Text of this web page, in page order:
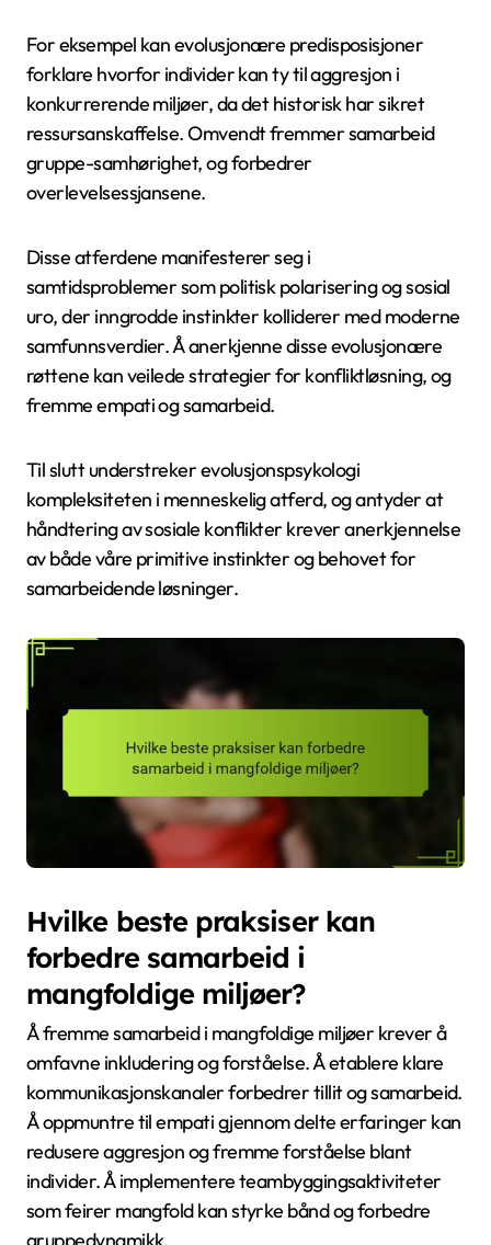
For eksempel kan evolusjonære predisposisjoner
forklare hvorfor individer kan ty til aggresjon i
konkurrerende miljøer, da det historisk har sikret
ressursanskaffelse. Omvendt fremmer samarbeid
gruppe-samhørighet, og forbedrer
overlevelsessjansene.
Disse atferdene manifesterer seg i
samtidsproblemer som politisk polarisering og sosial
uro, der inngrodde instinkter kolliderer med moderne
samfunnsverdier. Å anerkjenne disse evolusjonære
røttene kan veilede strategier for konfliktløsning, og
fremme empati og samarbeid.
Til slutt understreker evolusjonspsykologi
kompleksiteten i menneskelig atferd, og antyder at
håndtering av sosiale konflikter krever anerkjennelse
av både våre primitive instinkter og behovet for
samarbeidende løsninger.
Hvilke beste praksiser kan
forbedre samarbeid i
mangfoldige miljøer?
Å fremme samarbeid i mangfoldige miljøer krever å
omfavne inkludering og forståelse. Å etablere klare
kommunikasjonskanaler forbedrer tillit og samarbeid.
Å oppmuntre til empati gjennom delte erfaringer kan
redusere aggresjon og fremme forståelse blant
individer. Å implementere teambyggingsaktiviteter
som feirer mangfold kan styrke bånd og forbedre